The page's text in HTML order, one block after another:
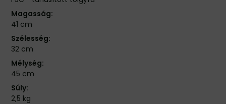
Magasság:
41 cm
Szélesség:
32 cm
Mélység:
45 cm
Súly:
2,5 kg